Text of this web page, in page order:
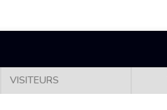
VISITEURS